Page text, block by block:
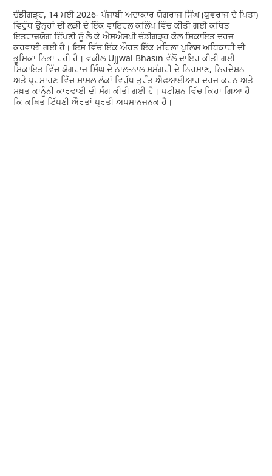
ਚੰਡੀਗੜ੍ਹ, 14 ਮਈ 2026- ਪੰਜਾਬੀ ਅਦਾਕਾਰ ਯੋਗਰਾਜ ਸਿੰਘ (ਯੁਵਰਾਜ ਦੇ ਪਿਤਾ)
ਵਿਰੁੱਧ ਉਨ੍ਹਾਂ ਦੀ ਲੜੀ ਦੇ ਇੱਕ ਵਾਇਰਲ ਕਲਿੱਪ ਵਿੱਚ ਕੀਤੀ ਗਈ ਕਥਿਤ
ਇਤਰਾਜ਼ਯੋਗ ਟਿੱਪਣੀ ਨੂੰ ਲੈ ਕੇ ਐਸਐਸਪੀ ਚੰਡੀਗੜ੍ਹ ਕੋਲ ਸ਼ਿਕਾਇਤ ਦਰਜ
ਕਰਵਾਈ ਗਈ ਹੈ। ਇਸ ਵਿੱਚ ਇੱਕ ਔਰਤ ਇੱਕ ਮਹਿਲਾ ਪੁਲਿਸ ਅਧਿਕਾਰੀ ਦੀ
ਭੂਮਿਕਾ ਨਿਭਾ ਰਹੀ ਹੈ। ਵਕੀਲ Ujjwal Bhasin ਵੱਲੋਂ ਦਾਇਰ ਕੀਤੀ ਗਈ
ਸ਼ਿਕਾਇਤ ਵਿੱਚ ਯੋਗਰਾਜ ਸਿੰਘ ਦੇ ਨਾਲ-ਨਾਲ ਸਮੱਗਰੀ ਦੇ ਨਿਰਮਾਣ, ਨਿਰਦੇਸ਼ਨ
ਅਤੇ ਪ੍ਰਸਾਰਣ ਵਿੱਚ ਸ਼ਾਮਲ ਲੋਕਾਂ ਵਿਰੁੱਧ ਤੁਰੰਤ ਐਫਆਈਆਰ ਦਰਜ ਕਰਨ ਅਤੇ
ਸਖ਼ਤ ਕਾਨੂੰਨੀ ਕਾਰਵਾਈ ਦੀ ਮੰਗ ਕੀਤੀ ਗਈ ਹੈ। ਪਟੀਸ਼ਨ ਵਿੱਚ ਕਿਹਾ ਗਿਆ ਹੈ
ਕਿ ਕਥਿਤ ਟਿੱਪਣੀ ਔਰਤਾਂ ਪ੍ਰਤੀ ਅਪਮਾਨਜਨਕ ਹੈ।